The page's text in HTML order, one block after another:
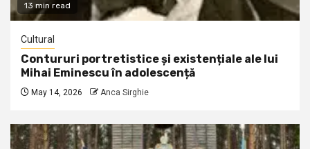
13 min read
Cultural
Contururi portretistice și existențiale ale lui
Mihai Eminescu în adolescență
May 14, 2026 Anca Sirghie